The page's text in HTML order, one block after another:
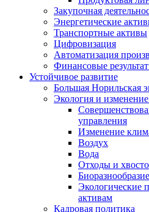
Закупочная
Энергетические
Транспортные активы
Цифровизация
Автоматизация
Финансовые
Устойчивое развитие
Большая Норильская
Экология и
управления
Изменение
Воздух
Вода
Отходы и
Биоразнообразие
Экологические
активам
Кадровая политика